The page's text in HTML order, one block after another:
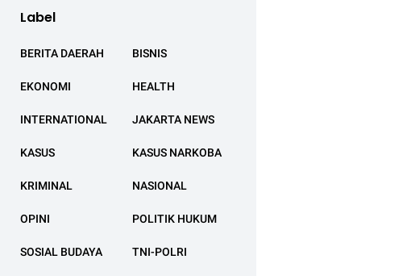
Label
BERITA DAERAH BISNIS
EKONOMI HEALTH
INTERNATIONAL JAKARTA NEWS
KASUS KASUS NARKOBA
KRIMINAL NASIONAL
OPINI POLITIK HUKUM
SOSIAL BUDAYA TNI-POLRI